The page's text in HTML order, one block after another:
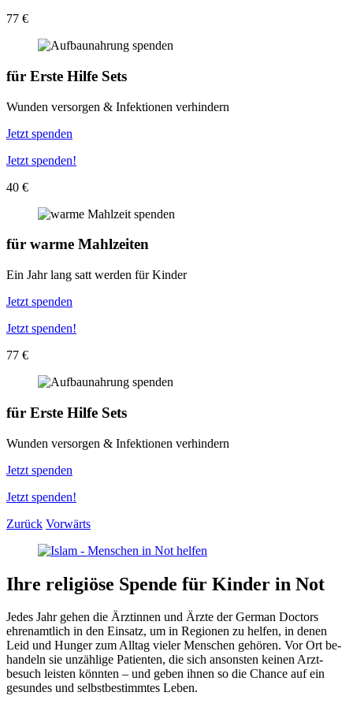
77 €
für Erste Hilfe Sets
Wunden versorgen & Infektionen verhindern
Jetzt spenden
Jetzt spenden!
40 €
für warme Mahlzeiten
Ein Jahr lang satt werden für Kinder
Jetzt spenden
Jetzt spenden!
77 €
für Erste Hilfe Sets
Wunden versorgen & Infektionen verhindern
Jetzt spenden
Jetzt spenden!
Zurück Vorwärts
Ihre religiöse Spende für Kinder in Not
Jedes Jahr gehen die Ärzt­innen und Ärzte der German Doctors
ehren­amtlich in den Einsatz, um in Regionen zu helfen, in denen
Leid und Hunger zum Alltag vieler Menschen gehören. Vor Ort be­
handeln sie un­zählige Patienten, die sich an­sonsten keinen Arzt­
besuch leisten könnten – und geben ihnen so die Chance auf ein
gesundes und selbstbestimmtes Leben.